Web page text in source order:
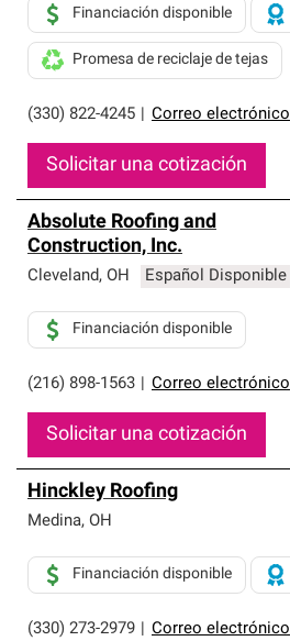
(330) 822-4245 Correo electrónico
Financiación disponible
Promesa de reciclaje de tejas
Solicitar una cotización
Absolute Roofing and
Construction, Inc.
Cleveland, OH Español Disponible
(216) 898-1563 Correo electrónico
Financiación disponible
Solicitar una cotización
Hinckley Roofing
Medina, OH
(330) 273-2979 Correo electrónico
Financiación disponible